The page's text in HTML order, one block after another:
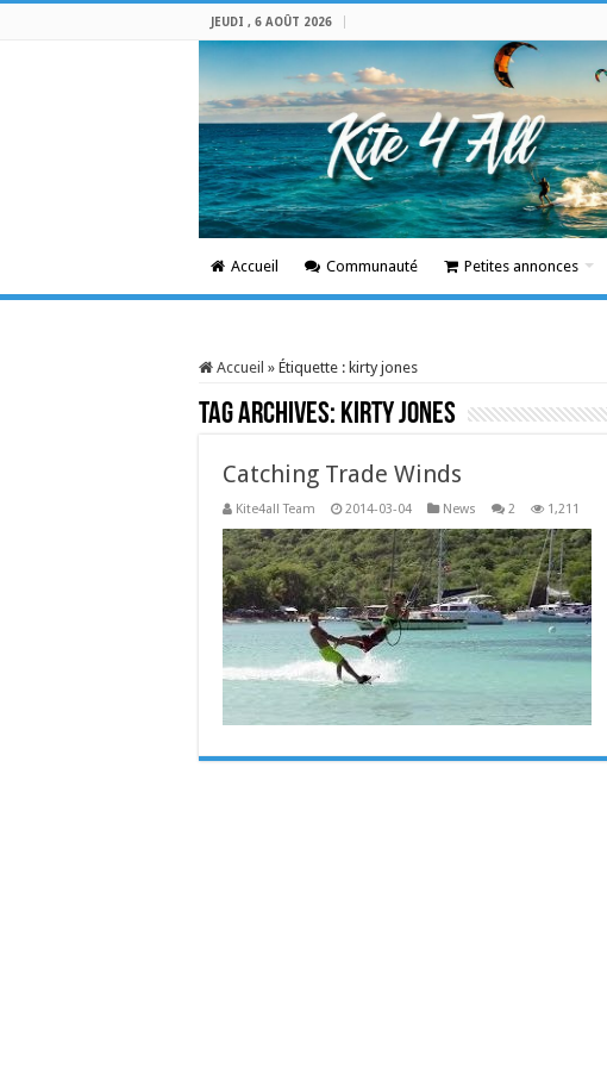
JEUDI , 6 AOÛT 2026
Accueil Communauté Petites annonces
Accueil » Étiquette : kirty jones
Tag Archives: kirty jones
Catching Trade Winds
Kite4all Team 2014-03-04 News 2 1,211